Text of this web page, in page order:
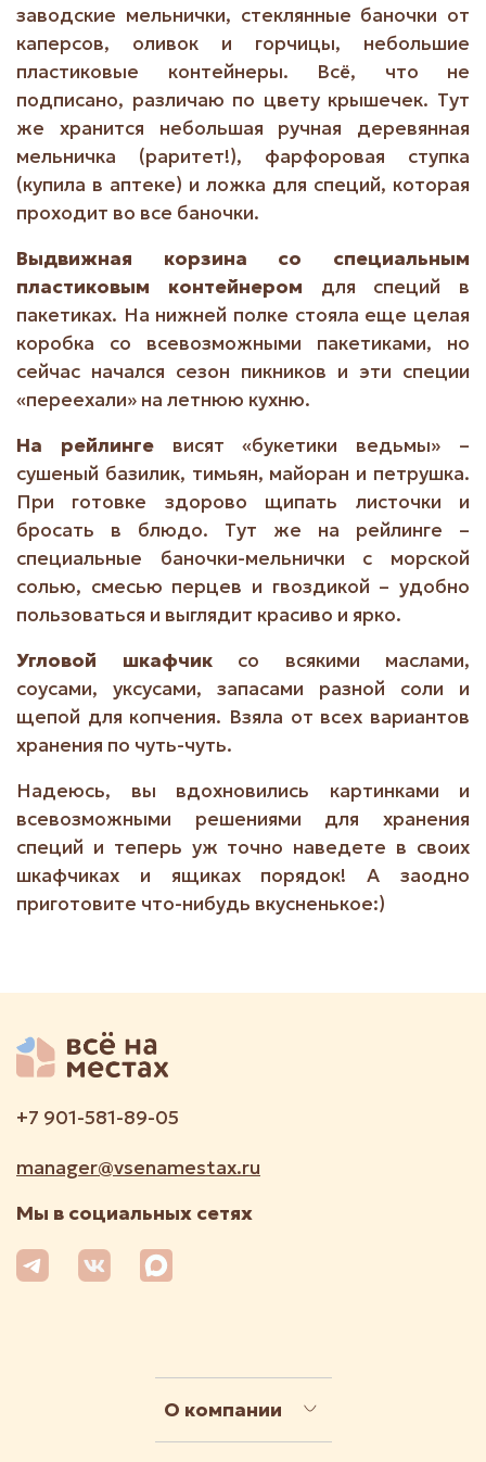
заводские мельнички, стеклянные баночки от
каперсов, оливок и горчицы, небольшие
пластиковые контейнеры. Всё, что не
подписано, различаю по цвету крышечек. Тут
же хранится небольшая ручная деревянная
мельничка (раритет!), фарфоровая ступка
(купила в аптеке) и ложка для специй, которая
проходит во все баночки.
Выдвижная корзина со специальным
пластиковым контейнером для специй в
пакетиках. На нижней полке стояла еще целая
коробка со всевозможными пакетиками, но
сейчас начался сезон пикников и эти специи
«переехали» на летнюю кухню.
На рейлингевисят «букетики ведьмы» –
сушеный базилик, тимьян, майоран и петрушка.
При готовке здорово щипать листочки и
бросать в блюдо. Тут же на рейлинге –
специальные баночки-мельнички с морской
солью, смесью перцев и гвоздикой – удобно
пользоваться и выглядит красиво и ярко.
Угловой шкафчиксо всякими маслами,
соусами, уксусами, запасами разной соли и
щепой для копчения. Взяла от всех вариантов
хранения по чуть-чуть.
Надеюсь, вы вдохновились картинками и
всевозможными решениями для хранения
специй и теперь уж точно наведете в своих
шкафчиках и ящиках порядок! А заодно
приготовите что-нибудь вкусненькое:)
О компании
+7 901-581-89-05
manager@vsenamestax.ru
Мы в социальных сетях